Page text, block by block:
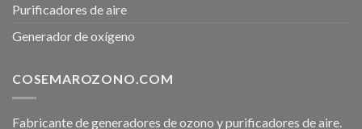
Purificadores de aire
Generador de oxígeno
COSEMAROZONO.COM
Fabricante de generadores de ozono y purificadores de aire.